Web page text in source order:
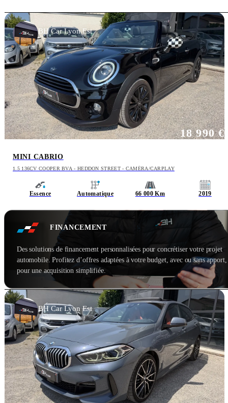
MINI CABRIO
1.5 136CV COOPER BVA - HEDDON STREET - CAMÉRA/CARPLAY
Essence Automatique 66 000 Km 2019
18 990 €
BH Car Lyon Est
FINANCEMENT
Des solutions de financement personnalisées pour concrétiser votre projet
automobile. Profitez d’offres adaptées à votre budget, avec ou sans apport,
pour une acquisition simplifiée.
BH Car Lyon Est